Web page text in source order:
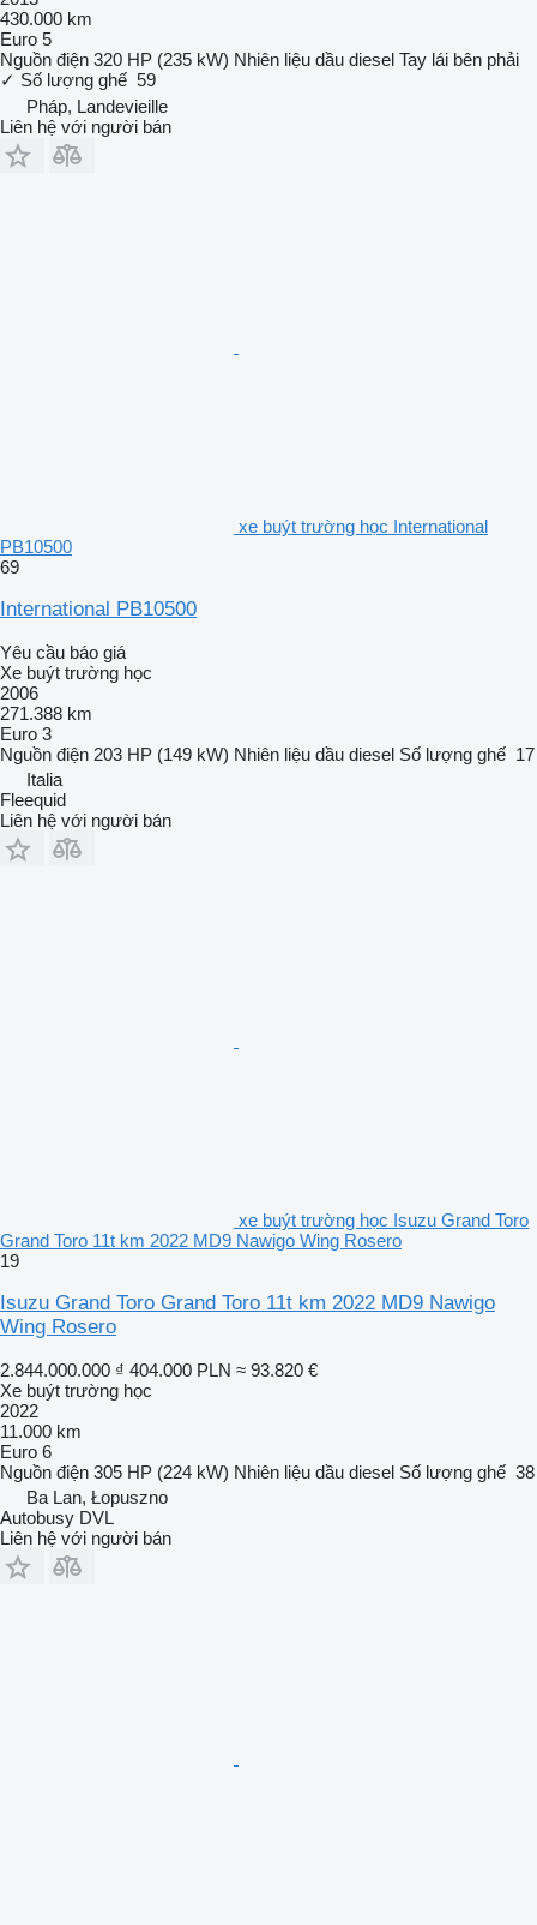
430.000 km
Euro 5
Nguồn điện 320 HP (235 kW) Nhiên liệu dầu diesel Tay lái bên phải
✓ Số lượng ghế 59
Pháp, Landevieille
Liên hệ với người bán
xe buýt trường học International
PB10500
69
International PB10500
Yêu cầu báo giá
Xe buýt trường học
2006
271.388 km
Euro 3
Nguồn điện 203 HP (149 kW) Nhiên liệu dầu diesel Số lượng ghế 17
Italia
Fleequid
Liên hệ với người bán
xe buýt trường học Isuzu Grand Toro
Grand Toro 11t km 2022 MD9 Nawigo Wing Rosero
19
Isuzu Grand Toro Grand Toro 11t km 2022 MD9 Nawigo
Wing Rosero
2.844.000.000 ₫ 404.000 PLN ≈ 93.820 €
Xe buýt trường học
2022
11.000 km
Euro 6
Nguồn điện 305 HP (224 kW) Nhiên liệu dầu diesel Số lượng ghế 38
Ba Lan, Łopuszno
Autobusy DVL
Liên hệ với người bán